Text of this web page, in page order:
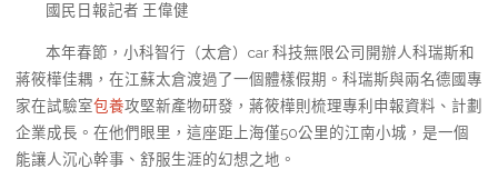
國民日報記者 王偉健
本年春節，小科智行（太倉）car 科技無限公司開辦人科瑞斯和
蔣筱樺佳耦，在江蘇太倉渡過了一個體樣假期。科瑞斯與兩名德國專
家在試驗室包養攻堅新產物研發，蔣筱樺則梳理專利申報資料、計劃
企業成長。在他們眼里，這座距上海僅50公里的江南小城，是一個
能讓人沉心幹事、舒服生涯的幻想之地。